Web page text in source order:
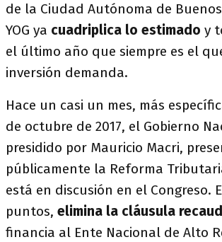
de la Ciudad Autónoma de
YOG ya cuadriplica lo estimado y
el último año que siempre es el
inversión demanda.
Hace un casi un mes, más
de octubre de 2017, el Gobierno
presidido por Mauricio Macri,
públicamente la Reforma
está en discusión en el Congreso.
puntos, elimina la cláusula
financia al Ente Nacional de Alto